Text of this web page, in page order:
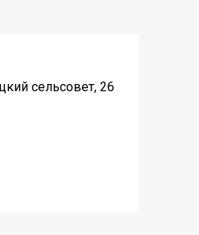
сельсовет, 26